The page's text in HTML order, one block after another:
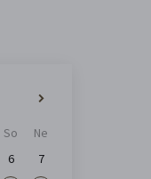
So
Ne
6
7